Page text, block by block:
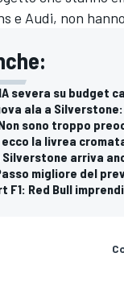
e Audi, non
severa su budget
ala a
sono troppo
ecco la livrea
Silverstone arriva
migliore del
F1: Red Bull